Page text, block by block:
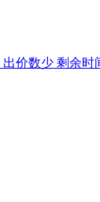
出价数少 剩余时